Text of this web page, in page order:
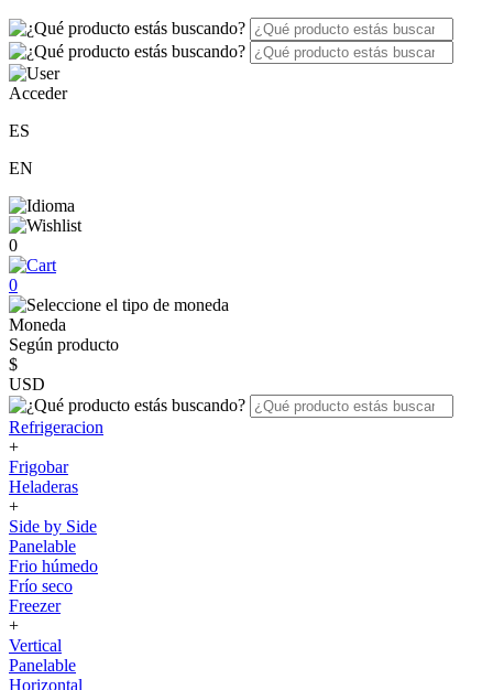
Acceder
ES
EN
0
0
Moneda
Según producto
$
USD
Refrigeracion
+
Frigobar
Heladeras
+
Side by Side
Panelable
Frio húmedo
Frío seco
Freezer
+
Vertical
Panelable
Horizontal